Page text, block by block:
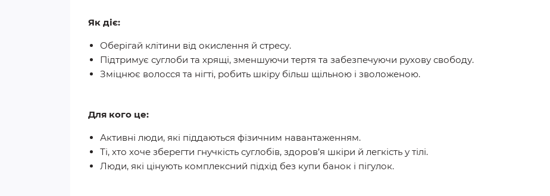
Як діє:
Оберігай клітини від окислення й стресу.
Підтримує суглоби та хрящі, зменшуючи тертя та забезпечуючи рухову свободу.
Зміцнює волосся та нігті, робить шкіру більш щільною і зволоженою.
Для кого це:
Активні люди, які піддаються фізичним навантаженням.
Ті, хто хоче зберегти гнучкість суглобів, здоров’я шкіри й легкість у тілі.
Люди, які цінують комплексний підхід без купи банок і пігулок.